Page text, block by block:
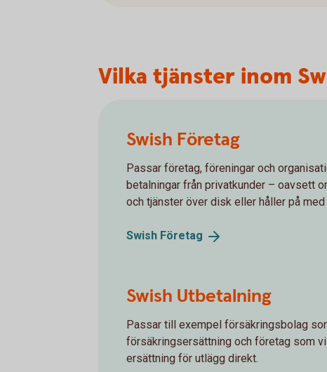
Vilka tjänster inom
Swish Företag
Passar företag, föreningar och
betalningar från privatkunder – oavsett
och tjänster över disk eller håller på med
Swish Företag
Swish Utbetalning
Passar till exempel försäkringsbolag
försäkringsersättning och företag som
ersättning för utlägg direkt.